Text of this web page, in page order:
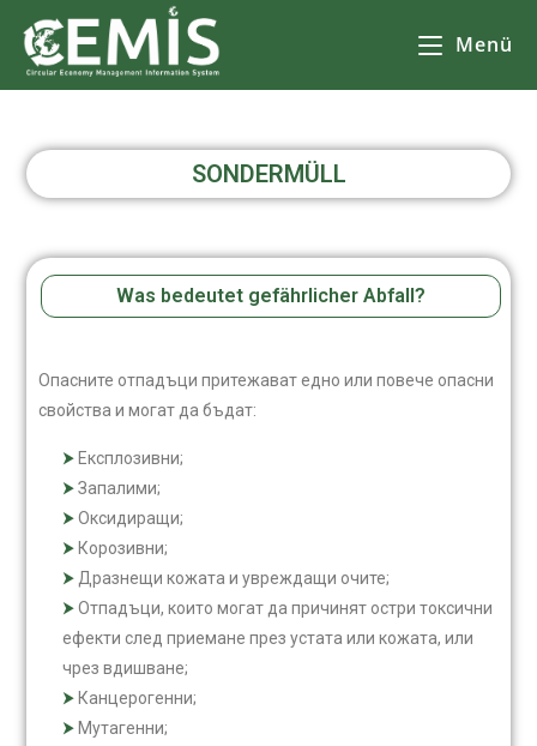
Menü
SONDERMÜLL
Was bedeutet gefährlicher Abfall?
Опасните отпадъци притежават едно или повече опасни
свойства и могат да бъдат:
Експлозивни;
Запалими;
Оксидиращи;
Корозивни;
Дразнещи кожата и увреждащи очите;
Отпадъци, които могат да причинят остри токсични
ефекти след приемане през устата или кожата, или
чрез вдишване;
Канцерогенни;
Мутагенни;